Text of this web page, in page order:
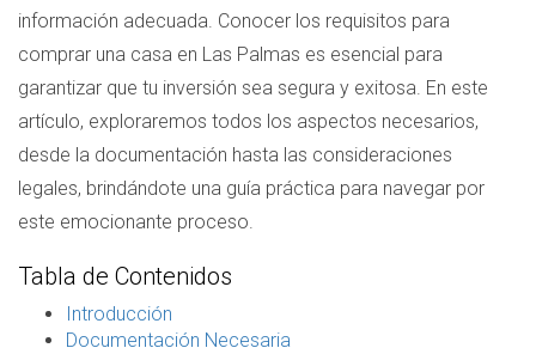
información adecuada. Conocer los requisitos para
comprar una casa en Las Palmas es esencial para
garantizar que tu inversión sea segura y exitosa. En este
artículo, exploraremos todos los aspectos necesarios,
desde la documentación hasta las consideraciones
legales, brindándote una guía práctica para navegar por
este emocionante proceso.
Tabla de Contenidos
Introducción
Documentación Necesaria